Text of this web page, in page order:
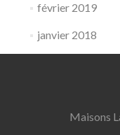
février 2019
janvier 2018
Maisons